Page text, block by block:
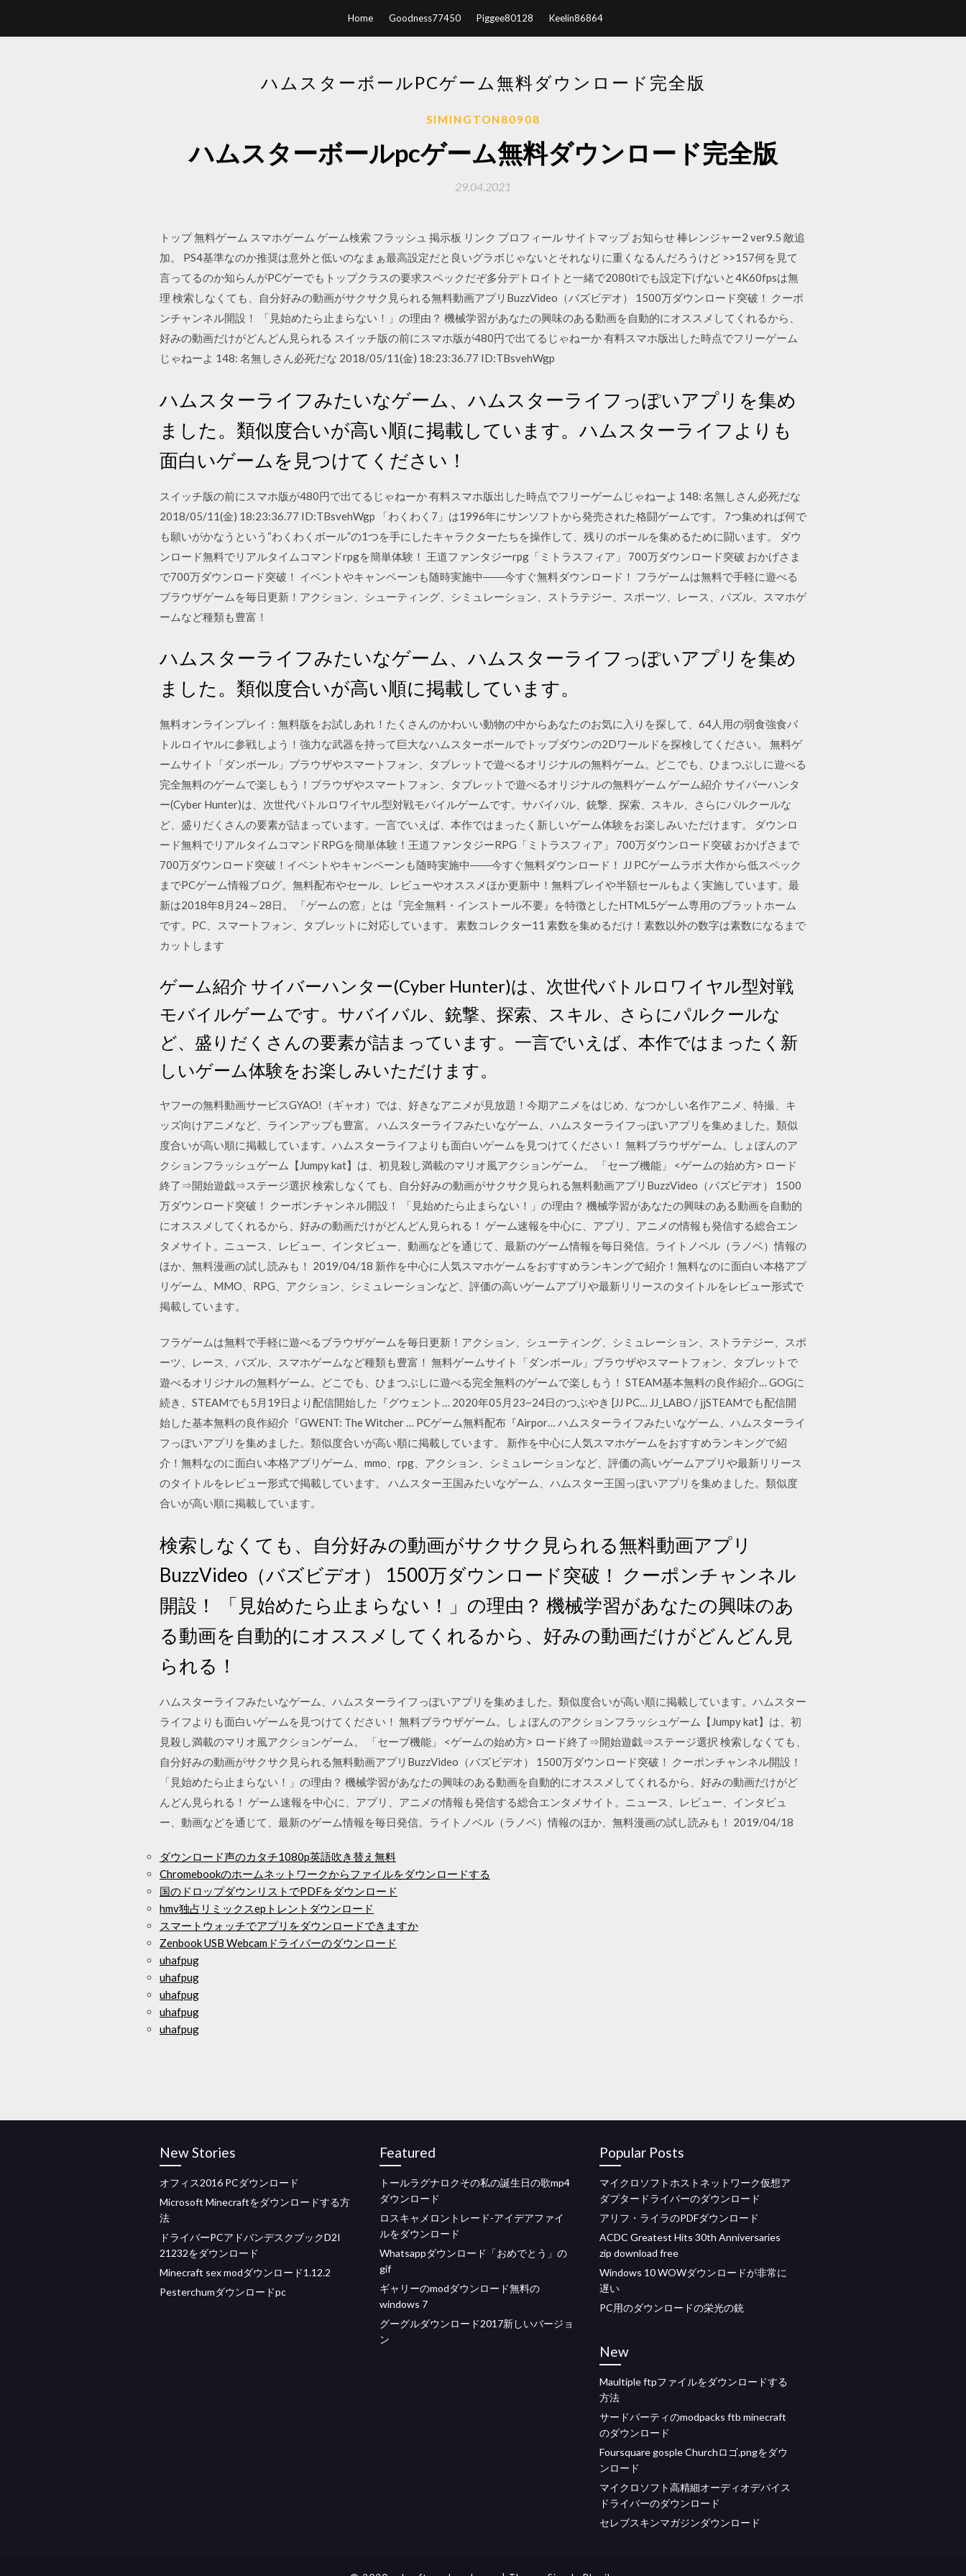
Home Goodness77450 Piggee80128 Keelin86864
ハムスターボールPCゲーム無料ダウンロード完全版
SIMINGTON80908
ハムスターボールpcゲーム無料ダウンロード完全版
29.04.2021
トップ 無料ゲーム スマホゲーム ゲーム検索 フラッシュ 掲示板 リンク プロフィール サイトマップ お知らせ 棒レンジャー2 ver9.5 敵追
加。 PS4基準なのか推奨は意外と低いのなまぁ最高設定だと良いグラボじゃないとそれなりに重くなるんだろうけど >>157何を見て
言ってるのか知らんがPCゲーでもトップクラスの要求スペックだぞ多分デトロイトと一緒で2080tiでも設定下げないと4K60fpsは無
理 検索しなくても、自分好みの動画がサクサク見られる無料動画アプリBuzzVideo（バズビデオ） 1500万ダウンロード突破！ クーポ
ンチャンネル開設！ 「見始めたら止まらない！」の理由？ 機械学習があなたの興味のある動画を自動的にオススメしてくれるから、
好みの動画だけがどんどん見られる スイッチ版の前にスマホ版が480円で出てるじゃねーか 有料スマホ版出した時点でフリーゲーム
じゃねーよ 148: 名無しさん必死だな 2018/05/11(金) 18:23:36.77 ID:TBsvehWgp
ハムスターライフみたいなゲーム、ハムスターライフっぽいアプリを集め
ました。類似度合いが高い順に掲載しています。ハムスターライフよりも
面白いゲームを見つけてください！
スイッチ版の前にスマホ版が480円で出てるじゃねーか 有料スマホ版出した時点でフリーゲームじゃねーよ 148: 名無しさん必死だな
2018/05/11(金) 18:23:36.77 ID:TBsvehWgp 「わくわく7」は1996年にサンソフトから発売された格闘ゲームです。 7つ集めれば何で
も願いがかなうという“わくわくボール”の1つを手にしたキャラクターたちを操作して、残りのボールを集めるために闘います。 ダウ
ンロード無料でリアルタイムコマンドrpgを簡単体験！ 王道ファンタジーrpg「ミトラスフィア」 700万ダウンロード突破 おかげさま
で700万ダウンロード突破！ イベントやキャンペーンも随時実施中――今すぐ無料ダウンロード！ フラゲームは無料で手軽に遊べる
ブラウザゲームを毎日更新！アクション、シューティング、シミュレーション、ストラテジー、スポーツ、レース、パズル、スマホゲ
ームなど種類も豊富！
ハムスターライフみたいなゲーム、ハムスターライフっぽいアプリを集め
ました。類似度合いが高い順に掲載しています。
無料オンラインプレイ：無料版をお試しあれ！たくさんのかわいい動物の中からあなたのお気に入りを探して、64人用の弱食強食バ
トルロイヤルに参戦しよう！強力な武器を持って巨大なハムスターボールでトップダウンの2Dワールドを探検してください。 無料ゲ
ームサイト「ダンボール」ブラウザやスマートフォン、タブレットで遊べるオリジナルの無料ゲーム。どこでも、ひまつぶしに遊べる
完全無料のゲームで楽しもう！ブラウザやスマートフォン、タブレットで遊べるオリジナルの無料ゲーム ゲーム紹介 サイバーハンタ
ー(Cyber Hunter)は、次世代バトルロワイヤル型対戦モバイルゲームです。サバイバル、銃撃、探索、スキル、さらにパルクールな
ど、盛りだくさんの要素が詰まっています。一言でいえば、本作ではまったく新しいゲーム体験をお楽しみいただけます。 ダウンロ
ード無料でリアルタイムコマンドRPGを簡単体験！王道ファンタジーRPG「ミトラスフィア」 700万ダウンロード突破 おかげさまで
700万ダウンロード突破！イベントやキャンペーンも随時実施中――今すぐ無料ダウンロード！ JJ PCゲームラボ 大作から低スペック
までPCゲーム情報ブログ。無料配布やセール、レビューやオススメほか更新中！無料プレイや半額セールもよく実施しています。最
新は2018年8月24～28日。 「ゲームの窓」とは『完全無料・インストール不要』を特徴としたHTML5ゲーム専用のプラットホーム
です。PC、スマートフォン、タブレットに対応しています。 素数コレクター11 素数を集めるだけ！素数以外の数字は素数になるまで
カットします
ゲーム紹介 サイバーハンター(Cyber Hunter)は、次世代バトルロワイヤル型対戦
モバイルゲームです。サバイバル、銃撃、探索、スキル、さらにパルクールな
ど、盛りだくさんの要素が詰まっています。一言でいえば、本作ではまったく新
しいゲーム体験をお楽しみいただけます。
ヤフーの無料動画サービスGYAO!（ギャオ）では、好きなアニメが見放題！今期アニメをはじめ、なつかしい名作アニメ、特撮、キ
ッズ向けアニメなど、ラインアップも豊富。 ハムスターライフみたいなゲーム、ハムスターライフっぽいアプリを集めました。類似
度合いが高い順に掲載しています。ハムスターライフよりも面白いゲームを見つけてください！ 無料ブラウザゲーム。しょぼんのア
クションフラッシュゲーム【Jumpy kat】は、初見殺し満載のマリオ風アクションゲーム。 「セーブ機能」 <ゲームの始め方> ロード
終了⇒開始遊戯⇒ステージ選択 検索しなくても、自分好みの動画がサクサク見られる無料動画アプリBuzzVideo（バズビデオ） 1500
万ダウンロード突破！ クーポンチャンネル開設！ 「見始めたら止まらない！」の理由？ 機械学習があなたの興味のある動画を自動的
にオススメしてくれるから、好みの動画だけがどんどん見られる！ ゲーム速報を中心に、アプリ、アニメの情報も発信する総合エン
タメサイト。ニュース、レビュー、インタビュー、動画などを通じて、最新のゲーム情報を毎日発信。ライトノベル（ラノベ）情報の
ほか、無料漫画の試し読みも！ 2019/04/18 新作を中心に人気スマホゲームをおすすめランキングで紹介！無料なのに面白い本格アプ
リゲーム、MMO、RPG、アクション、シミュレーションなど、評価の高いゲームアプリや最新リリースのタイトルをレビュー形式で
掲載しています。
フラゲームは無料で手軽に遊べるブラウザゲームを毎日更新！アクション、シューティング、シミュレーション、ストラテジー、スポ
ーツ、レース、パズル、スマホゲームなど種類も豊富！ 無料ゲームサイト「ダンボール」ブラウザやスマートフォン、タブレットで
遊べるオリジナルの無料ゲーム。どこでも、ひまつぶしに遊べる完全無料のゲームで楽しもう！ STEAM基本無料の良作紹介… GOGに
続き、STEAMでも5月19日より配信開始した『グウェント… 2020年05月23~24日のつぶやき [JJ PC… JJ_LABO / jjSTEAMでも配信開
始した基本無料の良作紹介『GWENT: The Witcher … PCゲーム無料配布『Airpor… ハムスターライフみたいなゲーム、ハムスターライ
フっぽいアプリを集めました。類似度合いが高い順に掲載しています。 新作を中心に人気スマホゲームをおすすめランキングで紹
介！無料なのに面白い本格アプリゲーム、mmo、rpg、アクション、シミュレーションなど、評価の高いゲームアプリや最新リリース
のタイトルをレビュー形式で掲載しています。 ハムスター王国みたいなゲーム、ハムスター王国っぽいアプリを集めました。類似度
合いが高い順に掲載しています。
検索しなくても、自分好みの動画がサクサク見られる無料動画アプリ
BuzzVideo（バズビデオ） 1500万ダウンロード突破！ クーポンチャンネル
開設！ 「見始めたら止まらない！」の理由？ 機械学習があなたの興味のあ
る動画を自動的にオススメしてくれるから、好みの動画だけがどんどん見
られる！
ハムスターライフみたいなゲーム、ハムスターライフっぽいアプリを集めました。類似度合いが高い順に掲載しています。ハムスター
ライフよりも面白いゲームを見つけてください！ 無料ブラウザゲーム。しょぼんのアクションフラッシュゲーム【Jumpy kat】は、初
見殺し満載のマリオ風アクションゲーム。 「セーブ機能」 <ゲームの始め方> ロード終了⇒開始遊戯⇒ステージ選択 検索しなくても、
自分好みの動画がサクサク見られる無料動画アプリBuzzVideo（バズビデオ） 1500万ダウンロード突破！ クーポンチャンネル開設！
「見始めたら止まらない！」の理由？ 機械学習があなたの興味のある動画を自動的にオススメしてくれるから、好みの動画だけがど
んどん見られる！ ゲーム速報を中心に、アプリ、アニメの情報も発信する総合エンタメサイト。ニュース、レビュー、インタビュ
ー、動画などを通じて、最新のゲーム情報を毎日発信。ライトノベル（ラノベ）情報のほか、無料漫画の試し読みも！ 2019/04/18
ダウンロード声のカタチ1080p英語吹き替え無料
Chromebookのホームネットワークからファイルをダウンロードする
国のドロップダウンリストでPDFをダウンロード
hmv独占リミックスepトレントダウンロード
スマートウォッチでアプリをダウンロードできますか
Zenbook USB Webcamドライバーのダウンロード
uhafpug
uhafpug
uhafpug
uhafpug
uhafpug
New Stories
オフィス2016 PCダウンロード
Microsoft Minecraftをダウンロードする方
法
ドライバーPCアドバンデスクブックD2I
21232をダウンロード
Minecraft sex modダウンロード1.12.2
Pesterchumダウンロードpc
Featured
トールラグナロクその私の誕生日の歌mp4
ダウンロード
ロスキャメロントレード-アイデアファイ
ルをダウンロード
Whatsappダウンロード「おめでとう」の
gif
ギャリーのmodダウンロード無料の
windows 7
グーグルダウンロード2017新しいバージョ
ン
Popular Posts
マイクロソフトホストネットワーク仮想ア
ダプタードライバーのダウンロード
アリフ・ライラのPDFダウンロード
ACDC Greatest Hits 30th Anniversaries
zip download free
Windows 10 WOWダウンロードが非常に
遅い
PC用のダウンロードの栄光の銃
New
Maultiple ftpファイルをダウンロードする
方法
サードパーティのmodpacks ftb minecraft
のダウンロード
Foursquare gosple Churchロゴ.pngをダウ
ンロード
マイクロソフト高精細オーディオデバイス
ドライバーのダウンロード
セレブスキンマガジンダウンロード